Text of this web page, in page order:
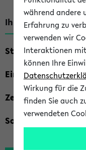
Ihre Suchkriterien:
Studienfach
Einrichtung
Zeiten
Sonstiges
während andere
Erfahrung zu
verwenden wir
Interaktionen mit
können Ihre
Wirkung für die
finden Sie auch
verwendeten